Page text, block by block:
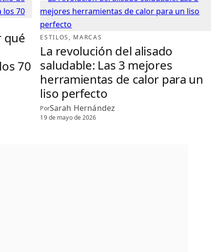
qué
70
ESTILOS , MARCAS
La revolución del alisado
saludable: Las 3 mejores
herramientas de calor para un
liso perfecto
PorSarah Hernández
19 de mayo de 2026